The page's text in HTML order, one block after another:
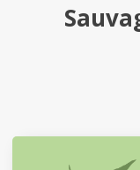
La
Blog